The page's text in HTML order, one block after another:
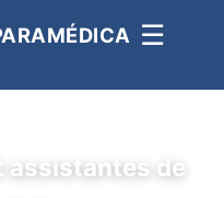
☰
assistantes de